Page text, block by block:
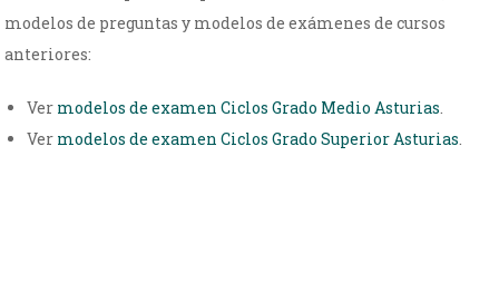
modelos de preguntas y modelos de exámenes de cursos
anteriores:
Ver modelos de examen Ciclos Grado Medio Asturias.
Ver modelos de examen Ciclos Grado Superior Asturias.